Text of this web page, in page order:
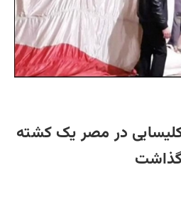
در مصر یک کشته